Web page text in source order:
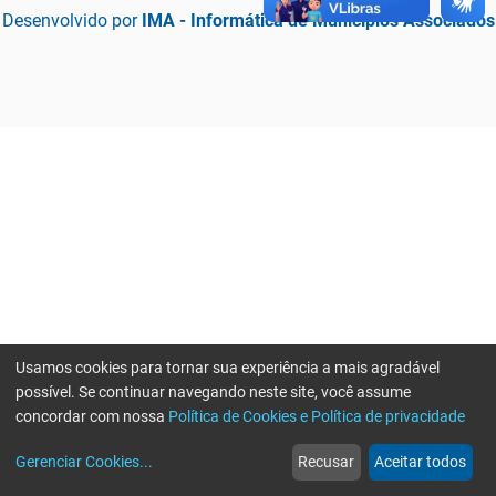
Desenvolvido por IMA - Informática de Municípios Associados
web
Notícias
more_horiz
Mais
Usamos cookies para tornar sua experiência a mais agradável
possível. Se continuar navegando neste site, você assume
concordar com nossa Política de Cookies e Política de privacidade
Gerenciar Cookies... Recusar Aceitar todos
Erro ao enviar informações, por favor tente novamente